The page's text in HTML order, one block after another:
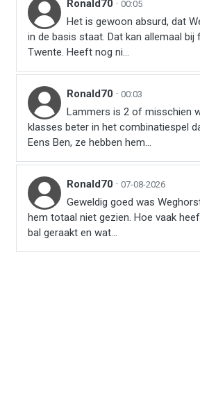
Ronald70 · 00:05
Het is gewoon absurd, dat
in de basis staat. Dat kan allemaal bij
Twente. Heeft nog ni...
Ronald70 · 00:03
Lammers is 2 of misschien
klasses beter in het combinatiespel
Eens Ben, ze hebben hem...
Ronald70 · 07-08-2026
Geweldig goed was
hem totaal niet gezien. Hoe vaak
bal geraakt en wat...